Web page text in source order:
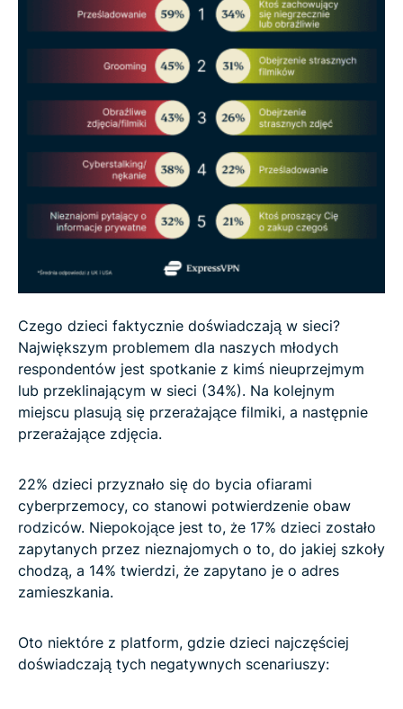
Czego dzieci faktycznie doświadczają w sieci?
Największym problemem dla naszych młodych
respondentów jest spotkanie z kimś nieuprzejmym
lub przeklinającym w sieci (34%). Na kolejnym
miejscu plasują się przerażające filmiki, a następnie
przerażające zdjęcia.
22% dzieci przyznało się do bycia ofiarami
cyberprzemocy, co stanowi potwierdzenie obaw
rodziców. Niepokojące jest to, że 17% dzieci zostało
zapytanych przez nieznajomych o to, do jakiej szkoły
chodzą, a 14% twierdzi, że zapytano je o adres
zamieszkania.
Oto niektóre z platform, gdzie dzieci najczęściej
doświadczają tych negatywnych scenariuszy: